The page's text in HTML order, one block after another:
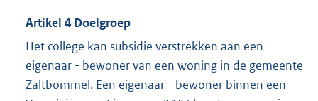
Artikel 4 Doelgroep
Het college kan subsidie verstrekken aan een
eigenaar - bewoner van een woning in de gemeente
Zaltbommel. Een eigenaar - bewoner binnen een